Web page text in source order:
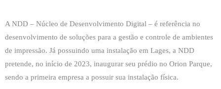
A NDD – Núcleo de Desenvolvimento Digital – é referência no
desenvolvimento de soluções para a gestão e controle de ambientes
de impressão. Já possuindo uma instalação em Lages, a NDD
pretende, no início de 2023, inaugurar seu prédio no Orion Parque,
sendo a primeira empresa a possuir sua instalação física.